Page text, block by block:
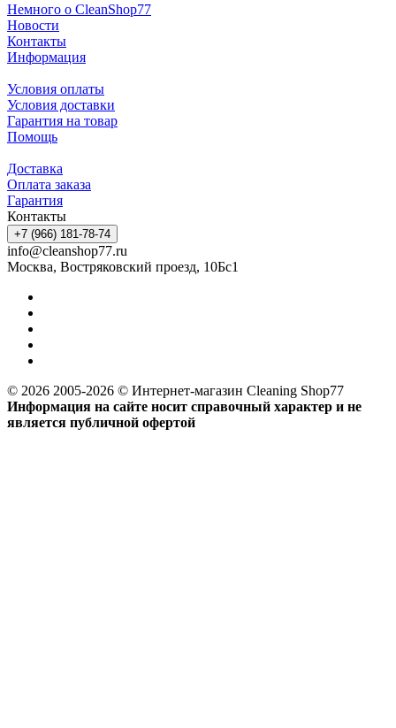
Немного о CleanShop77
Новости
Контакты
Информация
Условия оплаты
Условия доставки
Гарантия на товар
Помощь
Доставка
Оплата заказа
Гарантия
Контакты
+7 (966) 181-78-74
info@cleanshop77.ru
Москва, Востряковский проезд, 10Бс1
© 2026 2005-2026 © Интернет-магазин Cleaning Shop77
Информация на сайте носит справочный характер и не
является публичной офертой